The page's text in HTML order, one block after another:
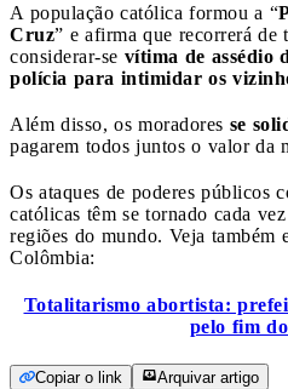
A população católica formou a “
Cruz” e afirma que recorrerá de
considerar-se vítima de assédio
polícia para intimidar os
Além disso, os moradores se
pagarem todos juntos o valor da
Os ataques de poderes públicos
católicas têm se tornado cada
regiões do mundo. Veja também
Colômbia:
Totalitarismo abortista:
pelo fim
Copiar o link Arquivar artigo